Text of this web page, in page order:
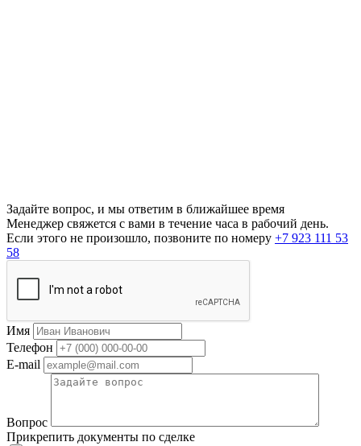
Задайте вопрос, и мы ответим в ближайшее время
Менеджер свяжется с вами в течение часа в рабочий день.
Если этого не произошло, позвоните по номеру +7 923 111 53
58
Имя
Телефон
E-mail
Вопрос
Прикрепить документы по сделке